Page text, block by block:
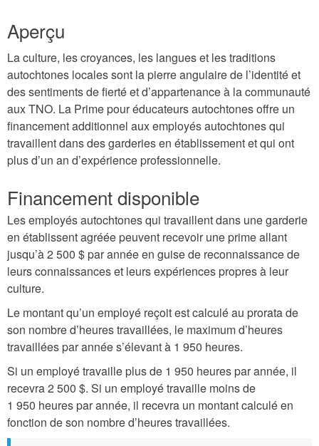
Aperçu
La culture, les croyances, les langues et les traditions
autochtones locales sont la pierre angulaire de l’identité et
des sentiments de fierté et d’appartenance à la communauté
aux TNO. La Prime pour éducateurs autochtones offre un
financement additionnel aux employés autochtones qui
travaillent dans des garderies en établissement et qui ont
plus d’un an d’expérience professionnelle.
Financement disponible
Les employés autochtones qui travaillent dans une garderie
en établissent agréée peuvent recevoir une prime allant
jusqu’à 2 500 $ par année en guise de reconnaissance de
leurs connaissances et leurs expériences propres à leur
culture.
Le montant qu’un employé reçoit est calculé au prorata de
son nombre d’heures travaillées, le maximum d’heures
travaillées par année s’élevant à 1 950 heures.
Si un employé travaille plus de 1 950 heures par année, il
recevra 2 500 $. Si un employé travaille moins de
1 950 heures par année, il recevra un montant calculé en
fonction de son nombre d’heures travaillées.